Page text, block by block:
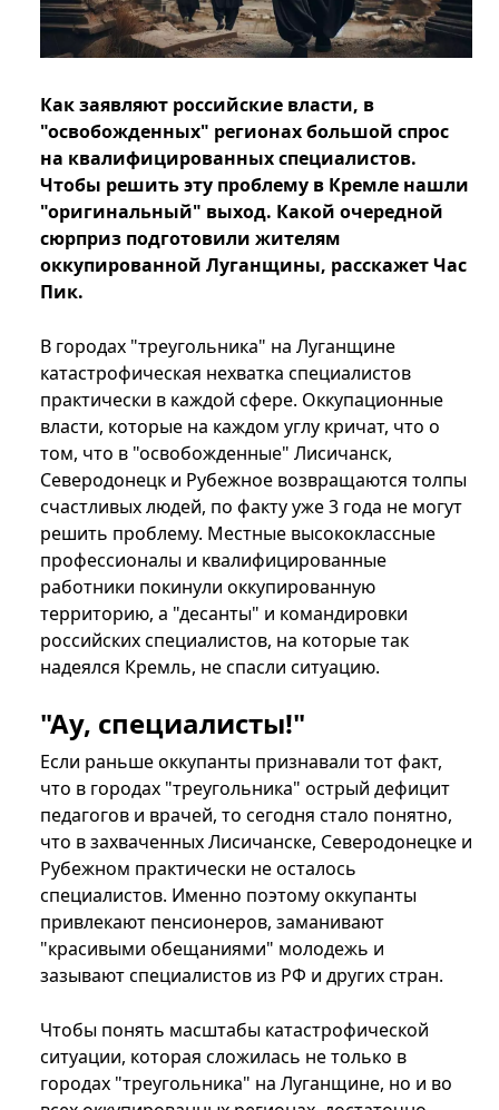
Как заявляют российские власти, в
"освобожденных" регионах большой спрос
на квалифицированных специалистов.
Чтобы решить эту проблему в Кремле нашли
"оригинальный" выход. Какой очередной
сюрприз подготовили жителям
оккупированной Луганщины, расскажет Час
Пик.
В городах "треугольника" на Луганщине
катастрофическая нехватка специалистов
практически в каждой сфере. Оккупационные
власти, которые на каждом углу кричат, что о
том, что в "освобожденные" Лисичанск,
Северодонецк и Рубежное возвращаются толпы
счастливых людей, по факту уже 3 года не могут
решить проблему. Местные высококлассные
профессионалы и квалифицированные
работники покинули оккупированную
территорию, а "десанты" и командировки
российских специалистов, на которые так
надеялся Кремль, не спасли ситуацию.
"Ау, специалисты!"
Если раньше оккупанты признавали тот факт,
что в городах "треугольника" острый дефицит
педагогов и врачей, то сегодня стало понятно,
что в захваченных Лисичанске, Северодонецке и
Рубежном практически не осталось
специалистов. Именно поэтому оккупанты
привлекают пенсионеров, заманивают
"красивыми обещаниями" молодежь и
зазывают специалистов из РФ и других стран.
Чтобы понять масштабы катастрофической
ситуации, которая сложилась не только в
городах "треугольника" на Луганщине, но и во